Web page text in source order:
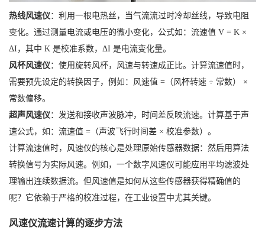
热线风速仪：利用一根电热丝，当气流流过时冷却丝线，导致电阻
变化。通过测量电流或电压的微小变化，公式如：流速值 V = K ×
ΔI，其中 K 是校准系数，ΔI 是电流变化量。
风杯风速仪：使用旋转风杯，风速与转速成正比。计算流速值时，
需要预先设定的转换因子，例如：风速值 =（风杯转速 ÷ 常数） ×
常数偏移。
超声风速仪：发送和接收声波脉冲，时间差反映流速。计算基于声
速公式，如：流速值 =（声波飞行时间差 × 校准参数）。
计算流速值时，风速仪的核心是处理原始传感器数据：然后用算法
转换信号为实际风速。例如，一个数字风速仪可能应用平均滤波处
理输出连续数据流。但风速值是如何从这些传感器获得精确值的
呢？它依赖于严格的校准过程，在工业设置中尤其关键。
风速仪流速计算的逐步方法